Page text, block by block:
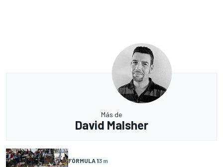
Más de
David Malsher
FÓRMULA 13 m